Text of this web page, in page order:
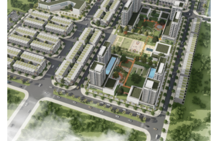
Email address:
KHU NHÀ Ở XÃ HỘI TẠI PHƯỜNG HẢI
YÊN, THÀNH PHỐ MÓNG CÁI, TỈNH
QUẢNG NINH
QUY HOẠCH - KIẾN TRÚC